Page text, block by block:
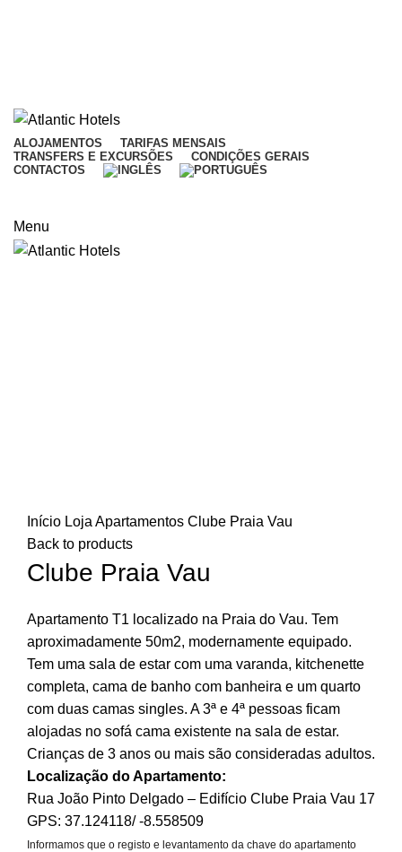
ALOJAMENTOS
TARIFAS MENSAIS
TRANSFERS E EXCURSÕES
CONDIÇÕES GERAIS
CONTACTOS
Menu
Início Loja Apartamentos Clube Praia Vau
Back to products
Clube Praia Vau
Apartamento T1 localizado na Praia do Vau. Tem
aproximadamente 50m2, modernamente equipado.
Tem uma sala de estar com uma varanda, kitchenette
completa, cama de banho com banheira e um quarto
com duas camas singles. A 3ª e 4ª pessoas ficam
alojadas no sofá cama existente na sala de estar.
Crianças de 3 anos ou mais são consideradas adultos.
Localização do Apartamento:
Rua João Pinto Delgado – Edifício Clube Praia Vau 17
GPS: 37.124118/ -8.558509
Informamos que o registo e levantamento da chave do apartamento